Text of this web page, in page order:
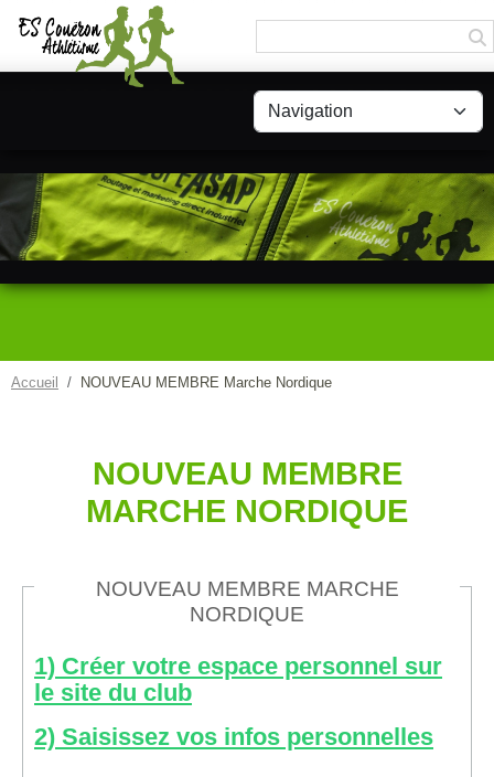
Accueil NOUVEAU MEMBRE Marche Nordique
NOUVEAU MEMBRE
MARCHE NORDIQUE
NOUVEAU MEMBRE MARCHE
NORDIQUE
1) Créer votre espace personnel sur
le site du club
2) Saisissez vos infos personnelles
Panneau de gestion des cookies